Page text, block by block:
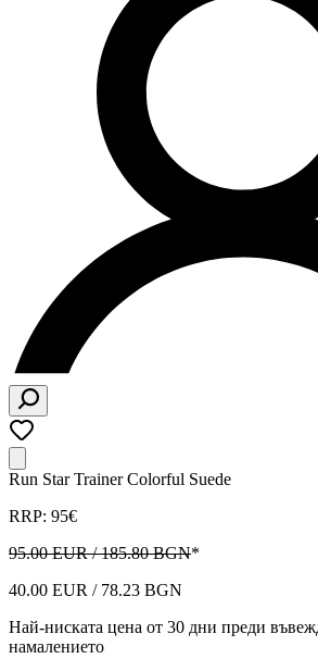
Run Star Trainer Colorful Suede
RRP: 95€
95.00 EUR / 185.80 BGN*
40.00 EUR / 78.23 BGN
Най-ниската цена от 30 дни преди
намалението